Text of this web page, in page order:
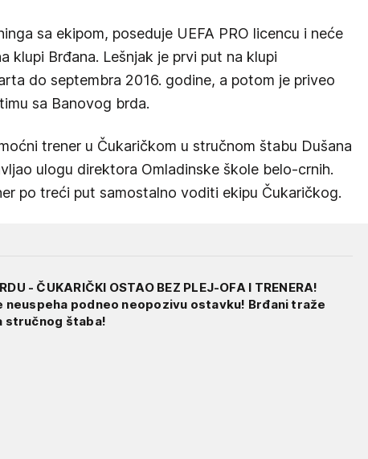
sa ekipom, poseduje UEFA PRO licencu i neće
klupi Brđana. Lešnjak je prvi put na klupi
do septembra 2016. godine, a potom je priveo
sa Banovog brda.
trener u Čukaričkom u stručnom štabu Dušana
ulogu direktora Omladinske škole belo-crnih.
po treći put samostalno voditi ekipu Čukaričkog.
- ČUKARIČKI OSTAO BEZ PLEJ-OFA I TRENERA!
neuspeha podneo neopozivu ostavku! Brđani traže
stručnog štaba!